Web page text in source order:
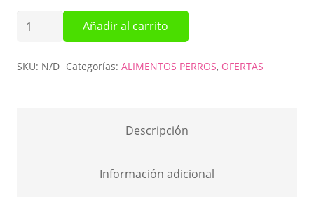
$ 27.500
hasta
Orijen
Añadir al carrito
SKU: N/D Categorías: ALIMENTOS PERROS, OFERTAS
Descripción
Información adicional